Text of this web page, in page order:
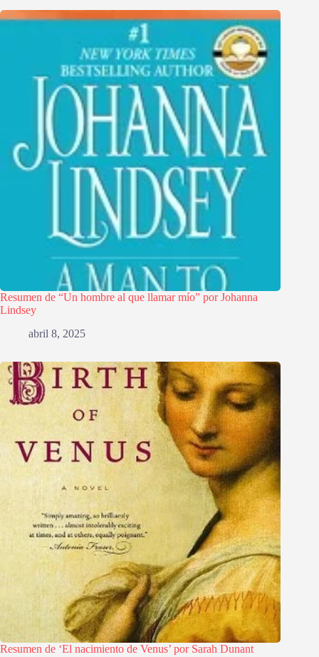
Resumen de “Un hombre al que llamar mío” por Johanna
Lindsey
abril 8, 2025
Resumen de ‘El nacimiento de Venus’ por Sarah Dunant